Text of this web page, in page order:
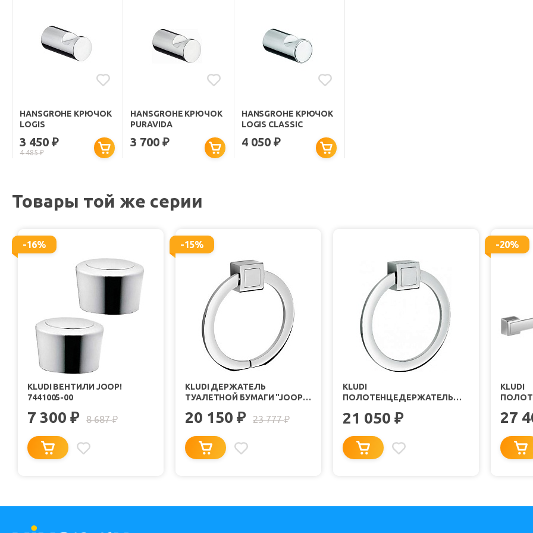
HANSGROHE КРЮЧОК
LOGIS
3 450₽
4 485₽
HANSGROHE КРЮЧОК
PURAVIDA
3 700₽
HANSGROHE КРЮЧОК
LOGIS CLASSIC
4 050 ₽
Товары той же серии
-16%
KLUDI ВЕНТИЛИ JOOP!
7441005-00
7 300 ₽ 8 687₽
-15%
KLUDI ДЕРЖАТЕЛЬ
ТУАЛЕТНОЙ БУМАГИ "JOOP!
20 150 ₽ 23 777₽
KLUDI
ПОЛОТЕНЦЕДЕРЖАТЕЛЬ
21 050 ₽
-20%
KLUDI
27